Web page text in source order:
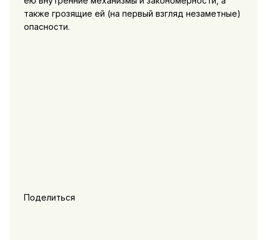
также грозящие ей (на первый взгляд незаметные)
опасности.
Поделиться